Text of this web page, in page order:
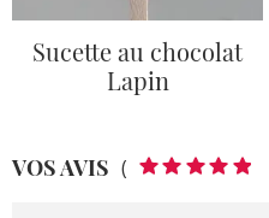
Sucette au chocolat
Lapin
VOS AVIS (